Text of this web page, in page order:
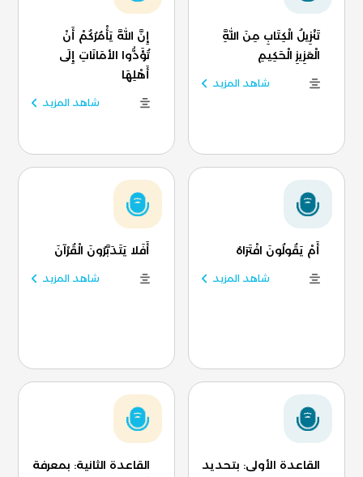
تَنْزِيلُ الْكِتَابِ مِنَ اللَّهِ
الْعَزِيزِ الْحَكِيمِ
شاهد المزيد
إِنَّ اللَّهَ يَأْمُرُكُمْ أَنْ
تُؤَدُّوا الأمَانَاتِ إِلَى
أَهْلِهَا
شاهد المزيد
أَمْ يَقُولُونَ افْتَرَاهُ
شاهد المزيد
أَفَلا يَتَدَبَّرُونَ الْقُرْآنَ
شاهد المزيد
القاعدة الأولى: بتحديد
القاعدة الثانية: بمعرفة